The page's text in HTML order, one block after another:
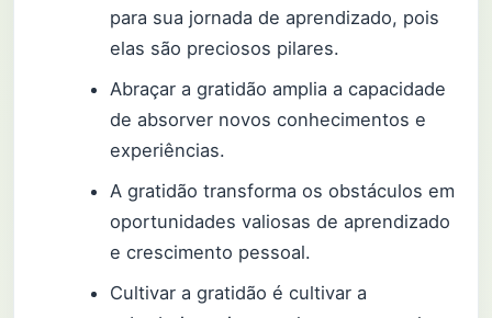
para sua jornada de aprendizado, pois
elas são preciosos pilares.
Abraçar a gratidão amplia a capacidade
de absorver novos conhecimentos e
experiências.
A gratidão transforma os obstáculos em
oportunidades valiosas de aprendizado
e crescimento pessoal.
Cultivar a gratidão é cultivar a